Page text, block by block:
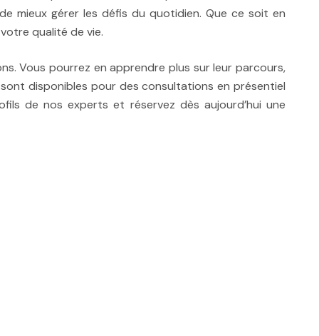
mieux gérer les défis du quotidien. Que ce soit en
qualité de vie.
Vous pourrez en apprendre plus sur leur parcours,
disponibles pour des consultations en présentiel
de nos experts et réservez dès aujourd’hui une